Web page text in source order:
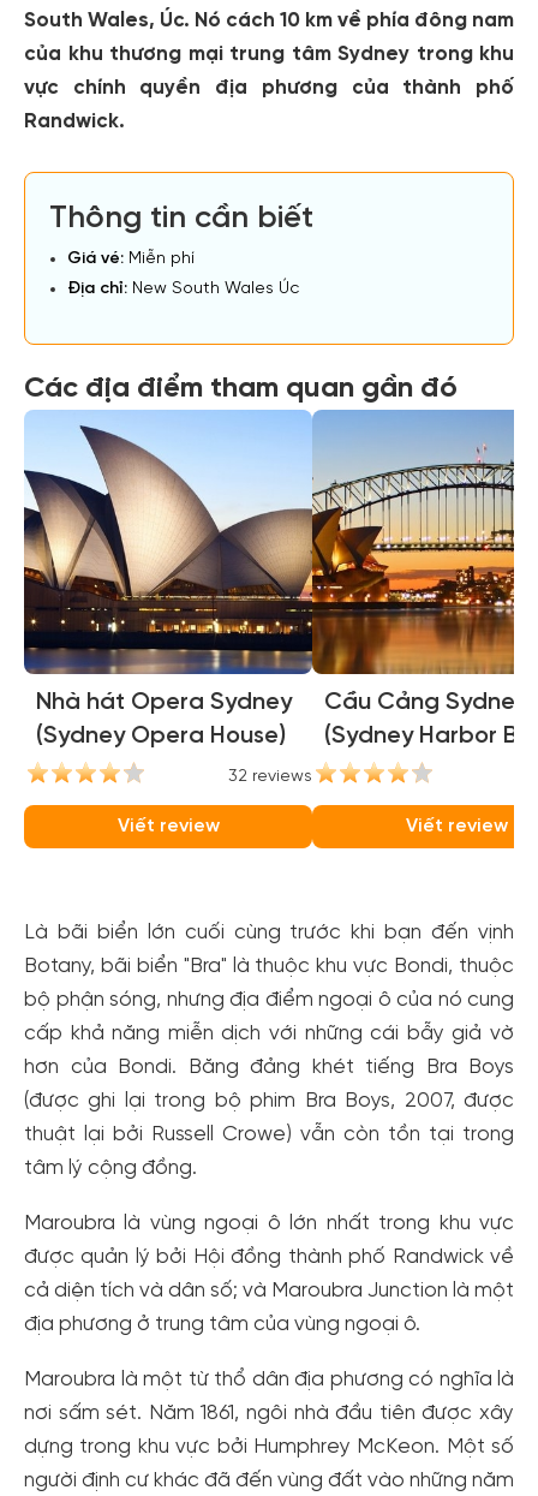
South Wales, Úc. Nó cách 10 km về phía đông nam
của khu thương mại trung tâm Sydney trong khu
vực chính quyền địa phương của thành phố
Randwick.
Thông tin cần biết
Giá vé: Miễn phí
Địa chỉ: New South Wales Úc
Các địa điểm tham quan gần đó
Nhà hát Opera Sydney
(Sydney Opera House)
32 reviews
Viết review
Cầu Cảng Sydney
(Sydney Harbor
Viết review
Là bãi biển lớn cuối cùng trước khi bạn đến vịnh
Botany, bãi biển "Bra" là thuộc khu vực Bondi, thuộc
bộ phận sóng, nhưng địa điểm ngoại ô của nó cung
cấp khả năng miễn dịch với những cái bẫy giả vờ
hơn của Bondi. Băng đảng khét tiếng Bra Boys
(được ghi lại trong bộ phim Bra Boys, 2007, được
thuật lại bởi Russell Crowe) vẫn còn tồn tại trong
tâm lý cộng đồng.
Maroubra là vùng ngoại ô lớn nhất trong khu vực
được quản lý bởi Hội đồng thành phố Randwick về
cả diện tích và dân số; và Maroubra Junction là một
địa phương ở trung tâm của vùng ngoại ô.
Maroubra là một từ thổ dân địa phương có nghĩa là
nơi sấm sét. Năm 1861, ngôi nhà đầu tiên được xây
dựng trong khu vực bởi Humphrey McKeon. Một số
người định cư khác đã đến vùng đất vào những năm